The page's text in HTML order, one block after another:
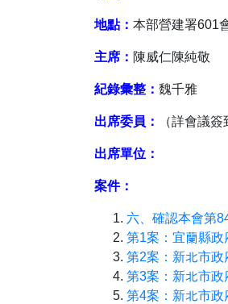
地點： 本部營建署601
主席： 陳威仁陳純敬
紀錄彙整： 魏千雅
出席委員： （詳會議簽
出席單位：
案件：
六、確認本會第
第1案：宜蘭縣政
第2案：新北市政
第3案：新北市政
第4案：新北市政